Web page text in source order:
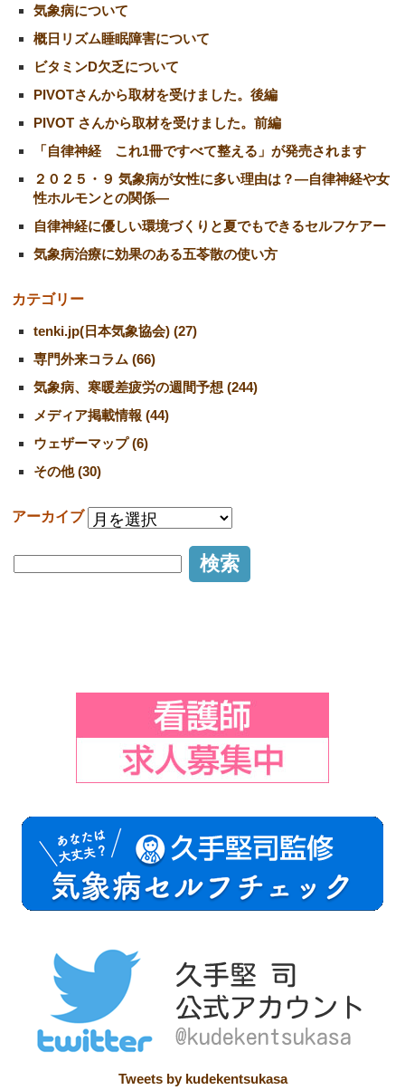
気象病について
概日リズム睡眠障害について
ビタミンD欠乏について
PIVOTさんから取材を受けました。後編
PIVOT さんから取材を受けました。前編
「自律神経 これ1冊ですべて整える」が発売されます
２０２５・９ 気象病が女性に多い理由は？―自律神経や女
性ホルモンとの関係―
自律神経に優しい環境づくりと夏でもできるセルフケアー
気象病治療に効果のある五苓散の使い方
カテゴリー
tenki.jp(日本気象協会) (27)
専門外来コラム (66)
気象病、寒暖差疲労の週間予想 (244)
メディア掲載情報 (44)
ウェザーマップ (6)
その他 (30)
アーカイブ
Tweets by kudekentsukasa